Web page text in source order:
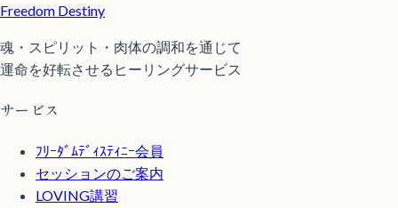
Freedom Destiny
魂・スピリット・肉体の調和を通じて
運命を好転させるヒーリングサービス
サービス
ﾌﾘｰﾀﾞﾑﾃﾞｨｽﾃｨﾆｰ会員
セッションのご案内
LOVING講習